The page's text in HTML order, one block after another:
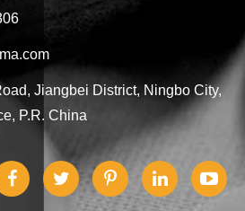
Jiangbei District, Ningbo City,
P.R. China